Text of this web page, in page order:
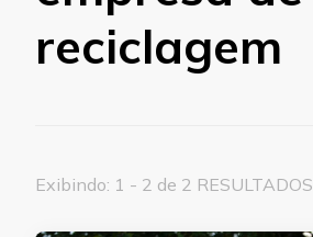
reciclagem
Exibindo: 1 - 2 de 2 RESULTADOS